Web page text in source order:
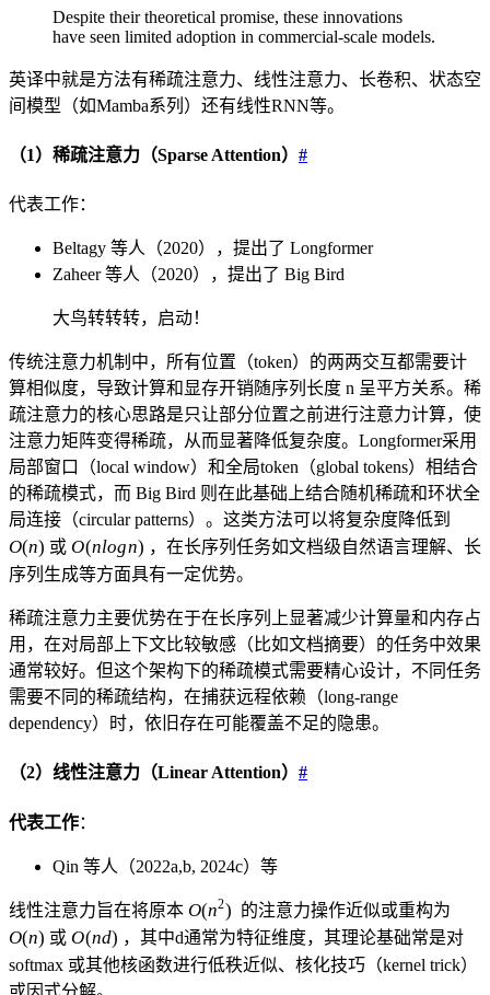
Despite their theoretical promise, these innovations
have seen limited adoption in commercial-scale models.
英译中就是方法有稀疏注意力、线性注意力、长卷积、状态空
间模型（如Mamba系列）还有线性RNN等。
（1）稀疏注意力（Sparse Attention） #
代表工作：
Beltagy 等人（2020），提出了 Longformer
Zaheer 等人（2020），提出了 Big Bird
大鸟转转转，启动！
传统注意力机制中，所有位置（token）的两两交互都需要计
算相似度，导致计算和显存开销随序列长度 n 呈平方关系。稀
疏注意力的核心思路是只让部分位置之前进行注意力计算，使
注意力矩阵变得稀疏，从而显著降低复杂度。Longformer采用
局部窗口（local window）和全局token（global tokens）相结合
的稀疏模式，而 Big Bird 则在此基础上结合随机稀疏和环状全
局连接（circular patterns）。这类方法可以将复杂度降低到
O(n) 或O(n
log
O(nlogn) ，在长序列任务如文档级自然语言理解、长
序列生成等方面具有一定优势。
稀疏注意力主要优势在于在长序列上显著减少计算量和内存占
用，在对局部上下文比较敏感（比如文档摘要）的任务中效果
通常较好。但这个架构下的稀疏模式需要精心设计，不同任务
需要不同的稀疏结构，在捕获远程依赖（long-range
dependency）时，依旧存在可能覆盖不足的隐患。
（2）线性注意力（Linear Attention） #
代表工作：
Qin 等人（2022a,b, 2024c）等
线性注意力旨在将原本 O(n²)
O(n2) 的注意力操作近似或重构为
O(n) 或O(n
d)
O(nd) ，其中d通常为特征维度，其理论基础常是对
softmax 或其他核函数进行低秩近似、核化技巧（kernel trick）
或因式分解。